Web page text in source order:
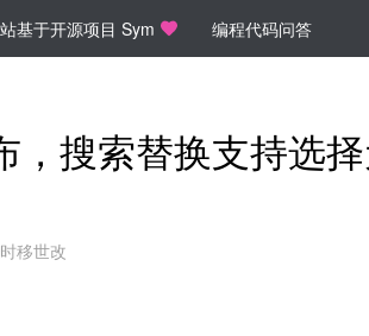
基于开源项目 Sym 编程代码问答
，搜索替换支持选
移世改